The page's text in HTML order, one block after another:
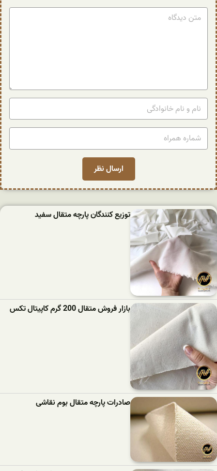
توزیع کنندگان پارچه متقال سفید
بازار فروش متقال 200 گرم کاپیتال تکس
صادرات پارچه متقال بوم نقاشی